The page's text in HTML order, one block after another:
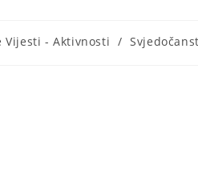
Vijesti - Aktivnosti /